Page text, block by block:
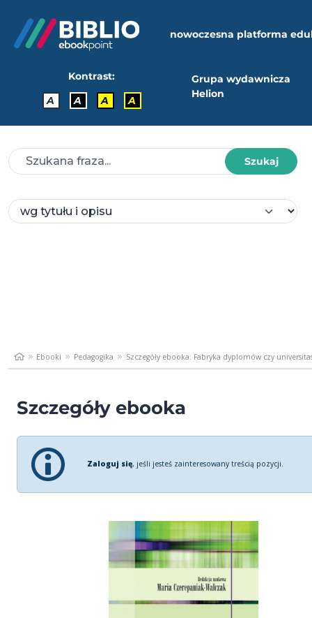
nowoczesna platforma
Kontrast:
A
A A A
Grupa wydawnicza
Helion
Szukaj
Ebooki Pedagogika Szczegóły ebooka: Fabryka dyplomów czy
Szczegóły ebooka
Zaloguj się, jeśli jesteś zainteresowany treścią pozycji.